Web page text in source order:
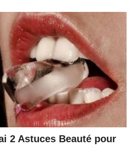
2 Astuces Beauté pour